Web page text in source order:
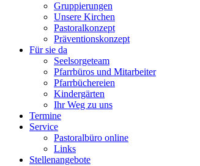
Gruppierungen
Unsere Kirchen
Pastoralkonzept
Präventionskonzept
Für sie da
Seelsorgeteam
Pfarrbüros und Mitarbeiter
Pfarrbüchereien
Kindergärten
Ihr Weg zu uns
Termine
Service
Pastoralbüro online
Links
Stellenangebote